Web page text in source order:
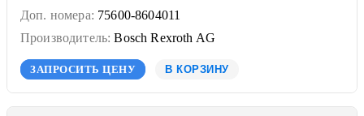
Доп. номера: 75600-8604011
Производитель: Bosch Rexroth AG
ЗАПРОСИТЬ ЦЕНУ В КОРЗИНУ